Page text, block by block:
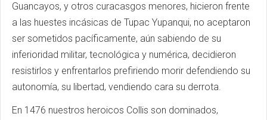
Guancayos, y otros curacasgos menores, hicieron frente
a las huestes incásicas de Tupac Yupanqui, no aceptaron
ser sometidos pacíficamente, aún sabiendo de su
inferioridad militar, tecnológica y numérica, decidieron
resistirlos y enfrentarlos prefiriendo morir defendiendo su
autonomía, su libertad, vendiendo cara su derrota.
En 1476 nuestros heroicos Collis son dominados,